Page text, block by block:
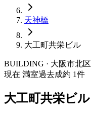
天神橋
大工町共栄ビル
BUILDING · 大阪市北区
現在 満室過去成約 1件
大工町共栄ビル